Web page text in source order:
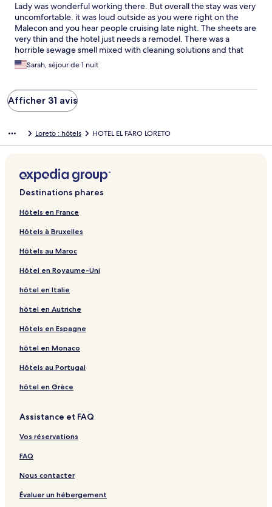
Lady was wonderful working there. But overall the stay was very
uncomfortable. it was loud outside as you were right on the
Malecon and you hear people cruising late night. The sheets are
very thin and the hotel just needs a remodel. There was a
horrible sewage smell mixed with cleaning solutions and that
just made it a little difficult to sleep. The view is great the
location is great. Also, the lights are on all night out on the deck,
the level it got better after 11 PM. But it would be nice if they put
more comfortable and thicker blankets on the bed and the
bathroom has one little bar of soap and some head and shoulder
there let us check out a little later and was so kind. I think that
whole area has some sewage problems but at times in the lobby
if you can get a good price on the room unlike we did it would
be good value.
Sarah, séjour de 1 nuit
Afficher 31 avis
Loreto : hôtels HOTEL EL FARO LORETO
Destinations phares
Hôtels en France
Hôtels à Bruxelles
Hôtels au Maroc
Hôtel en Royaume-Uni
hôtel en Italie
hôtel en Autriche
Hôtels en Espagne
hôtel en Monaco
Hôtels au Portugal
hôtel en Grèce
Assistance et FAQ
Vos réservations
FAQ
Nous contacter
Évaluer un hébergement